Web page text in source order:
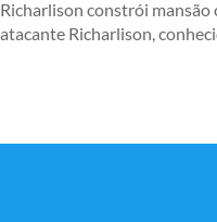
Richarlison constrói mansão
atacante Richarlison,